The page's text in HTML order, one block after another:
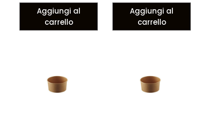
Aggiungi al
carrello
Aggiungi al
carrello